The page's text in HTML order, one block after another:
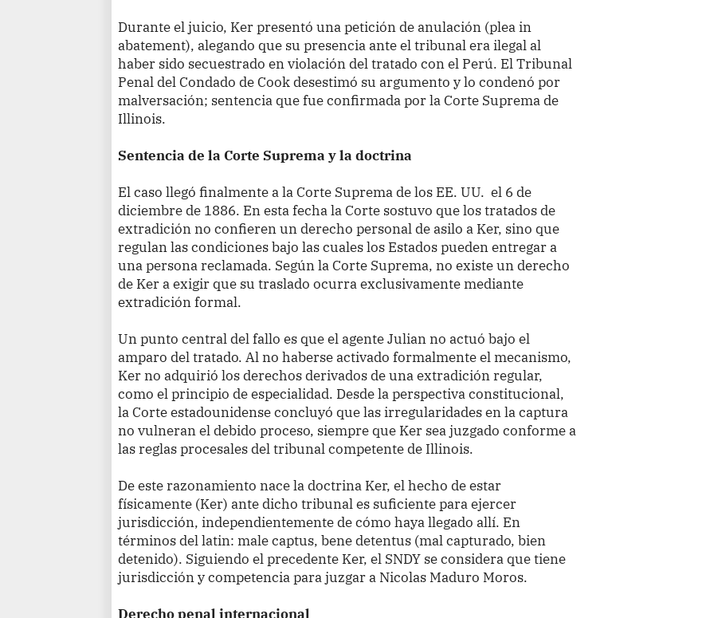
Durante el juicio, Ker presentó una petición de anulación (plea in
abatement), alegando que su presencia ante el tribunal era ilegal al
haber sido secuestrado en violación del tratado con el Perú. El Tribunal
Penal del Condado de Cook desestimó su argumento y lo condenó por
malversación; sentencia que fue confirmada por la Corte Suprema de
Illinois.
Sentencia de la Corte Suprema y la doctrina
El caso llegó finalmente a la Corte Suprema de los EE. UU. el 6 de
diciembre de 1886. En esta fecha la Corte sostuvo que los tratados de
extradición no confieren un derecho personal de asilo a Ker, sino que
regulan las condiciones bajo las cuales los Estados pueden entregar a
una persona reclamada. Según la Corte Suprema, no existe un derecho
de Ker a exigir que su traslado ocurra exclusivamente mediante
extradición formal.
Un punto central del fallo es que el agente Julian no actuó bajo el
amparo del tratado. Al no haberse activado formalmente el mecanismo,
Ker no adquirió los derechos derivados de una extradición regular,
como el principio de especialidad. Desde la perspectiva constitucional,
la Corte estadounidense concluyó que las irregularidades en la captura
no vulneran el debido proceso, siempre que Ker sea juzgado conforme a
las reglas procesales del tribunal competente de Illinois.
De este razonamiento nace la doctrina Ker, el hecho de estar
físicamente (Ker) ante dicho tribunal es suficiente para ejercer
jurisdicción, independientemente de cómo haya llegado allí. En
términos del latin: male captus, bene detentus (mal capturado, bien
detenido). Siguiendo el precedente Ker, el SNDY se considera que tiene
jurisdicción y competencia para juzgar a Nicolas Maduro Moros.
Derecho penal internacional